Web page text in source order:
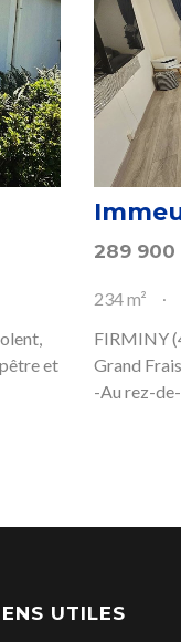
et
289 900
234 m²
FIRMINY
Grand
-Au rez-
UTILES